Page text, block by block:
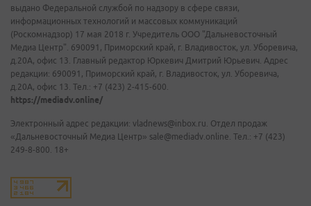
выдано Федеральной службой по надзору в сфере связи,
информационных технологий и массовых коммуникаций
(Роскомнадзор) 17 мая 2018 г. Учредитель ООО "Дальневосточный
Медиа Центр". 690091, Приморский край, г. Владивосток, ул. Уборевича,
д.20А, офис 13. Главный редактор Юркевич Дмитрий Юрьевич. Адрес
редакции: 690091, Приморский край, г. Владивосток, ул. Уборевича,
д.20А, офис 13. Тел.: +7 (423) 2-415-600.
https://mediadv.online/
Электронный адрес редакции: vladnews@inbox.ru. Отдел продаж
«Дальневосточный Медиа Центр» sale@mediadv.online. Тел.: +7 (423)
249-8-800. 18+